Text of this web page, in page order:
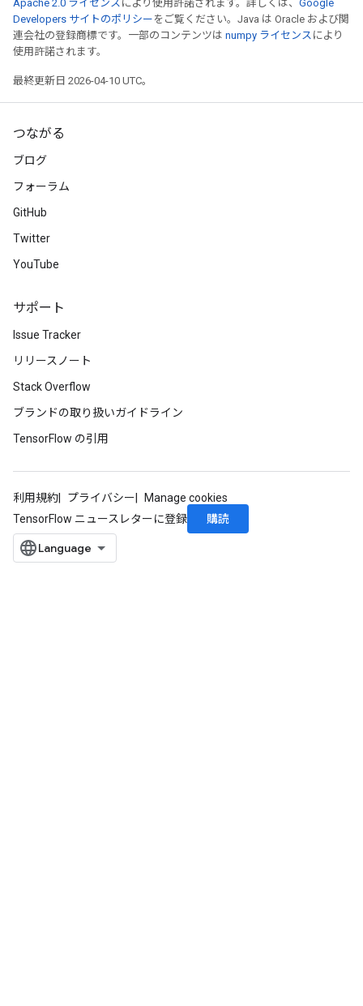
Apache 2.0 ライセンス により使用許諾されます。詳しくは、 Google
Developers サイトのポリシー をご覧ください。Java は Oracle および関
連会社の登録商標です。一部のコンテンツは numpy ライセンス により
使用許諾されます。
最終更新日 2026-04-10 UTC。
つながる
ブログ
フォーラム
GitHub
Twitter
YouTube
サポート
Issue Tracker
リリースノート
Stack Overflow
ブランドの取り扱いガイドライン
TensorFlow の引用
利用規約 プライバシー
Manage cookies
TensorFlow ニュースレターに登録
購読